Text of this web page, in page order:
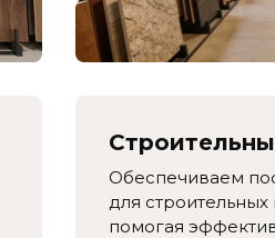
Обеспечиваем
для
помогая